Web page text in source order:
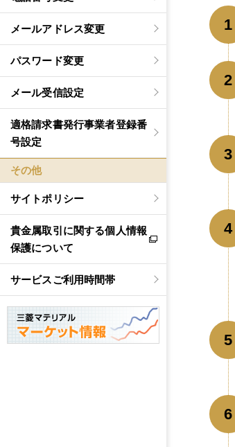
メールアドレス変更
パスワード変更
メール受信設定
適格請求書発行事業者登録番
号設定
その他
サイトポリシー
貴金属取引に関する個人情報
保護について
サービスご利用時間帯